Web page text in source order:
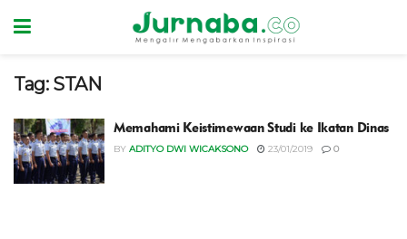
Tag: STAN
Memahami Keistimewaan Studi ke Ikatan Dinas
BY ADITYO DWI WICAKSONO 23/01/2019 0